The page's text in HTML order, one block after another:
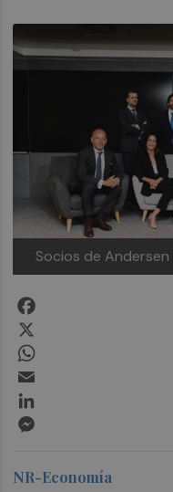
Socios de Andersen
NR-Economía